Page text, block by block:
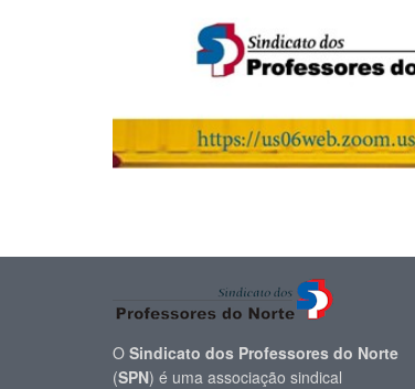
O Sindicato dos Professores do Norte
(SPN) é uma associação sindical